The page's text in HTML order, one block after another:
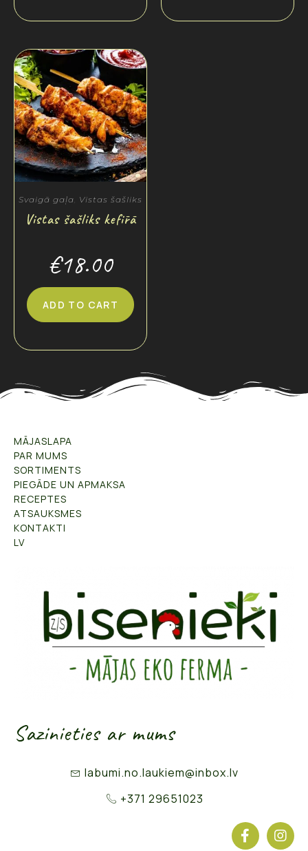
Svaigā gaļa Vistas šašliks
Vistas šašliks kefīrā
€18.00
ADD TO CART
MĀJASLAPA
PAR MUMS
SORTIMENTS
PIEGĀDE UN APMAKSA
RECEPTES
ATSAUKSMES
KONTAKTI
LV
Sazinieties ar mums
labumi.no.laukiem@inbox.lv
+371 29651023